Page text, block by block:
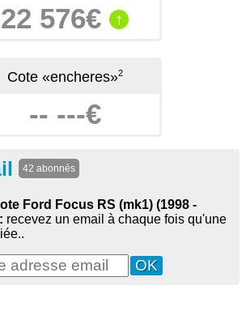
22 576€ ↑
Cote «encheres»2
-- ---€
42 abonnés
Ford Focus RS (mk1) (1998 -
recevez un email à chaque fois qu'une